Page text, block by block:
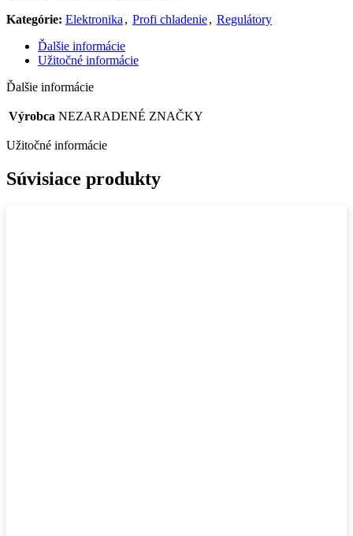
Kategórie: Elektronika , Profi chladenie, Regulátory
Ďalšie informácie
Užitočné informácie
Ďalšie informácie
Výrobca NEZARADENÉ ZNAČKY
Užitočné informácie
Súvisiace produkty